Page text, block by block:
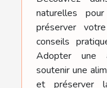
naturelles
préserver
conseils
Adopter une
soutenir une
et préserver